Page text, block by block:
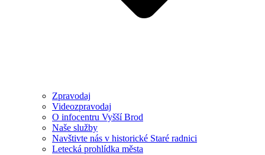
Zpravodaj
Videozpravodaj
O infocentru Vyšší Brod
Naše služby
Navštivte nás v historické Staré radnici
Letecká prohlídka města